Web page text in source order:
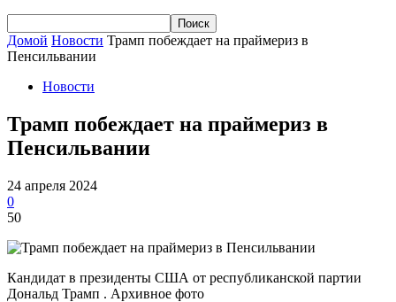
Домой Новости Трамп побеждает на праймериз в
Пенсильвании
Новости
Трамп побеждает на праймериз в
Пенсильвании
24 апреля 2024
0
50
Кандидат в президенты США от республиканской партии
Дональд Трамп . Архивное фото